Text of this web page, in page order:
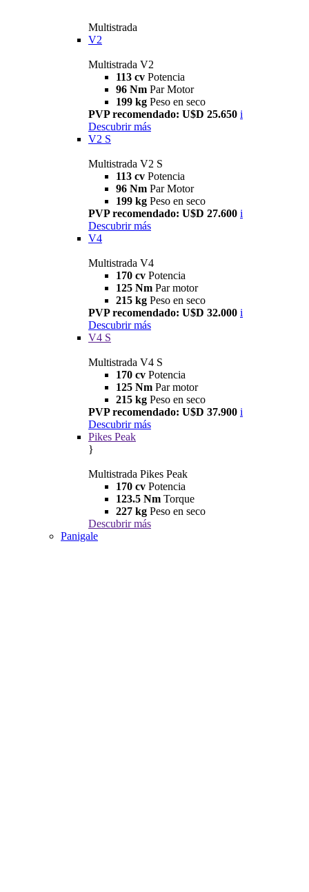
Multistrada
V2
Multistrada V2
113 cv Potencia
96 Nm Par Motor
199 kg Peso en seco
PVP recomendado: U$D 25.650 i
Descubrir más
V2 S
Multistrada V2 S
113 cv Potencia
96 Nm Par Motor
199 kg Peso en seco
PVP recomendado: U$D 27.600 i
Descubrir más
V4
Multistrada V4
170 cv Potencia
125 Nm Par motor
215 kg Peso en seco
PVP recomendado: U$D 32.000 i
Descubrir más
V4 S
Multistrada V4 S
170 cv Potencia
125 Nm Par motor
215 kg Peso en seco
PVP recomendado: U$D 37.900 i
Descubrir más
Pikes Peak
}
Multistrada Pikes Peak
170 cv Potencia
123.5 Nm Torque
227 kg Peso en seco
Descubrir más
Panigale